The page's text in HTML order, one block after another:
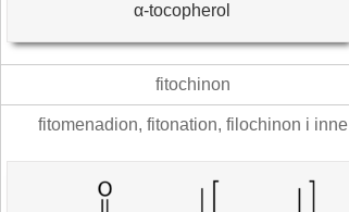
α-tocopherol
fitochinon
fitomenadion, fitonation, filochinon i inne